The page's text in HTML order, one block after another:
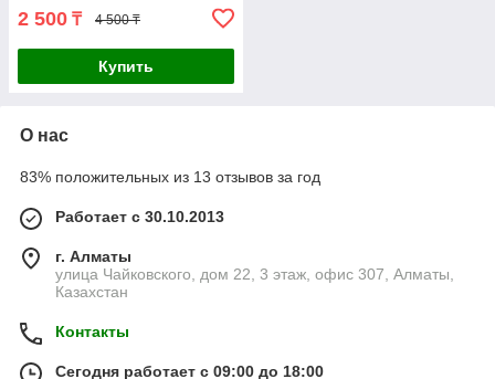
2 500 ₸ 4 500 ₸
Купить
О нас
83% положительных из 13 отзывов за год
Работает с 30.10.2013
г. Алматы
улица Чайковского, дом 22, 3 этаж, офис 307, Алматы,
Казахстан
Контакты
Сегодня работает с 09:00 до 18:00